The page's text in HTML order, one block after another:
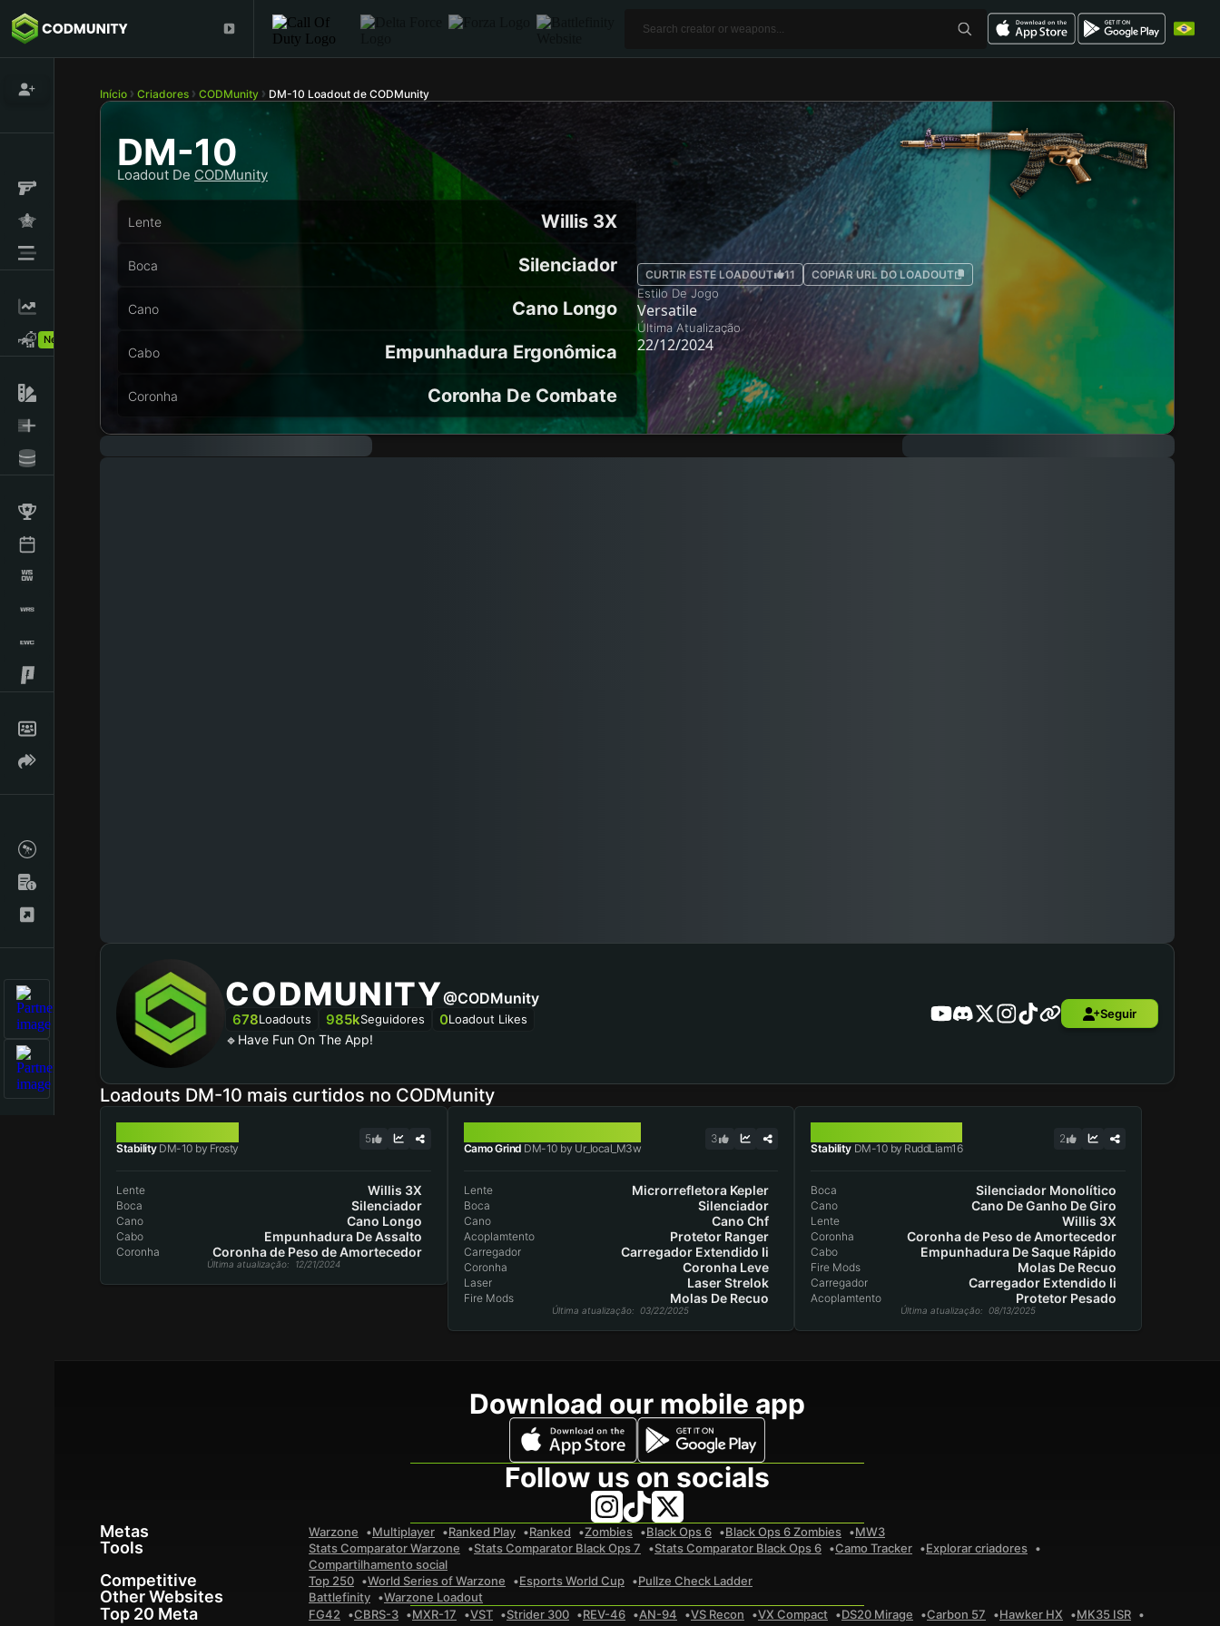
New!
Início Criadores CODMunity DM-10 Loadout de CODMunity
DM-10
Loadout De CODMunity
Lente Willis 3X
Boca Silenciador
Cano Cano Longo
Cabo Empunhadura Ergonômica
Coronha Coronha De Combate
CURTIR ESTE LOADOUT 11 COPIAR URL DO LOADOUT
Estilo De Jogo
Versatile
Última Atualização
22/12/2024
CODMUNITY@CODMunity
678Loadouts 985kSeguidores 0Loadout Likes
🔹Have Fun On The App!
Seguir
Loadouts DM-10 mais curtidos no CODMunity
StabilityDM-10 by Frosty
5
Lente Willis 3X
Boca Silenciador
Cano Cano Longo
Cabo Empunhadura De Assalto
Coronha Coronha de Peso de Amortecedor
Última atualização: 12/21/2024
Camo Grind DM-10 by Ur_local_M3w
3
Lente Microrrefletora Kepler
Boca Silenciador
Cano Cano Chf
Acoplamtento Protetor Ranger
Carregador Carregador Extendido Ii
Coronha Coronha Leve
Laser Laser Strelok
Fire Mods Molas De Recuo
Última atualização: 03/22/2025
Stability DM-10 by RuddLiam16
2
Boca Silenciador Monolítico
Cano Cano De Ganho De Giro
Lente Willis 3X
Coronha Coronha de Peso de Amortecedor
Cabo Empunhadura De Saque Rápido
Fire Mods Molas De Recuo
Carregador Carregador Extendido Ii
Acoplamtento Protetor Pesado
Última atualização: 08/13/2025
Download our mobile app
Follow us on socials
Metas Warzone Multiplayer Ranked Play Ranked Zombies Black Ops 6 Black Ops 6 Zombies MW3
Tools Stats Comparator Warzone Stats Comparator Black Ops 7 Stats Comparator Black Ops 6 Camo Tracker
Explorar criadores
Compartilhamento social
Competitive Top 250 World Series of Warzone Esports World Cup Pullze Check Ladder
Other Websites Battlefinity Warzone Loadout
Top 20 Meta FG42 CBRS-3 MXR-17 VST Strider 300 REV-46 AN-94 VS Recon VX Compact DS20 Mirage Carbon 57 Hawker HX
MK35 ISR